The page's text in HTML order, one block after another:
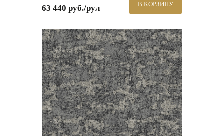
63 440 руб./рул В КОРЗИНУ